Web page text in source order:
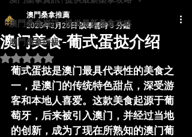
澳門桑拿資訊 | 提供最新桑拿攻略
澳門桑拿評級
澳门美食-葡式蛋挞介绍
澳門桑拿推薦
2025年2月26日 讀畢需時 3 分鐘
評等為 NaN（最高為 5 顆星）。
葡式蛋挞是澳门最具代表性的美食之
一，是澳门的传统特色甜点，深受游
客和本地人喜爱。这款美食起源于葡
萄牙，后来被引入澳门，并经过当地
的创新，成为了现在所熟知的澳门葡